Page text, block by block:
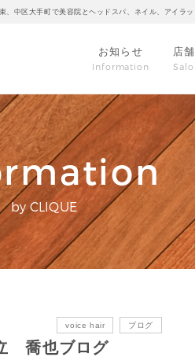
中区大手町で美容院とヘッドスパ、ネイル、アイラ
お知らせ
Information
店
by CLIQUE
voice hair ブログ
喬也ブログ